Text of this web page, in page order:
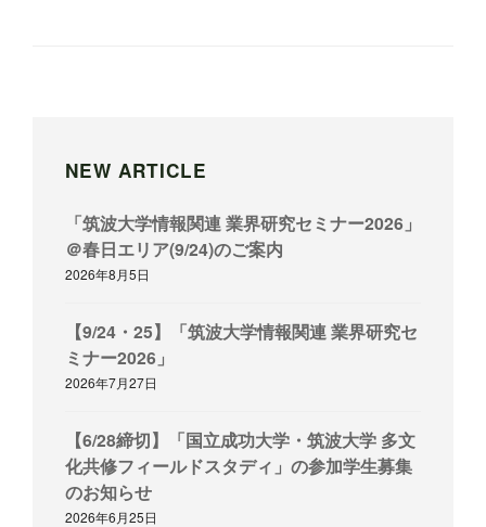
NEW ARTICLE
「筑波大学情報関連 業界研究セミナー2026」
＠春日エリア(9/24)のご案内
2026年8月5日
【9/24・25】「筑波大学情報関連 業界研究セ
ミナー2026」
2026年7月27日
【6/28締切】「国立成功大学・筑波大学 多文
化共修フィールドスタディ」の参加学生募集
のお知らせ
2026年6月25日